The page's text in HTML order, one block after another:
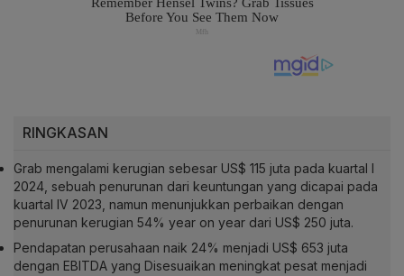
RINGKASAN
Grab mengalami kerugian sebesar US$ 115 juta pada kuartal I
2024, sebuah penurunan dari keuntungan yang dicapai pada
kuartal IV 2023, namun menunjukkan perbaikan dengan
penurunan kerugian 54% year on year dari US$ 250 juta.
Pendapatan perusahaan naik 24% menjadi US$ 653 juta
dengan EBITDA yang Disesuaikan meningkat pesat menjadi